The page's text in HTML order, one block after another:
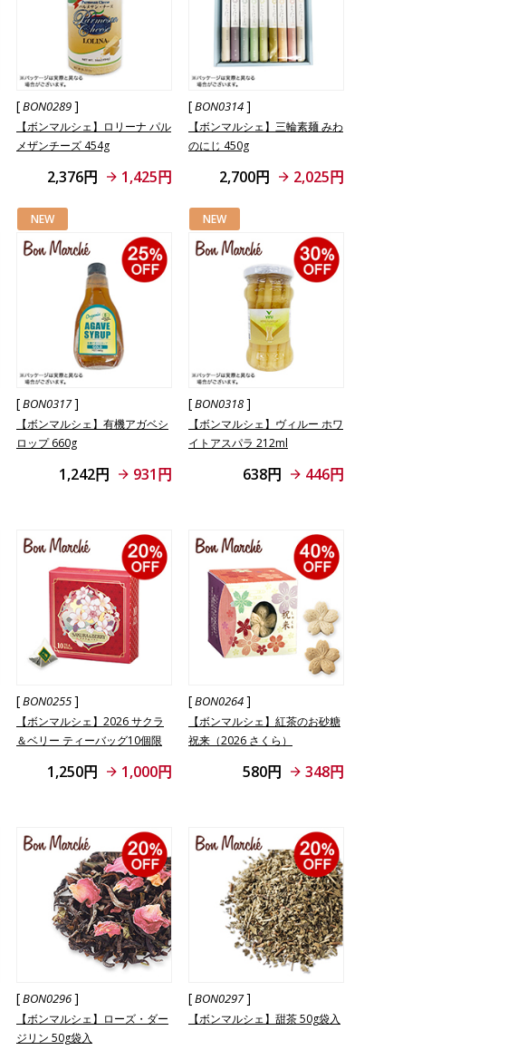
[BON0289]
【ボンマルシェ】ロリーナ パル
メザンチーズ 454g
2,376円 1,425円
[BON0314]
【ボンマルシェ】三輪素麺 みわ
のにじ 450g
2,700円 2,025円
NEW
[BON0317]
【ボンマルシェ】有機アガベシ
ロップ 660g
1,242円 931円
NEW
[BON0318]
【ボンマルシェ】ヴィルー ホワ
イトアスパラ 212ml
638円 446円
[BON0255]
【ボンマルシェ】2026 サクラ
＆ベリー ティーバッグ10個限
1,250円 1,000円
[BON0264]
【ボンマルシェ】紅茶のお砂糖
祝来（2026 さくら）
580円 348円
[BON0296]
【ボンマルシェ】ローズ・ダー
ジリン 50g袋入
[BON0297]
【ボンマルシェ】甜茶 50g袋入